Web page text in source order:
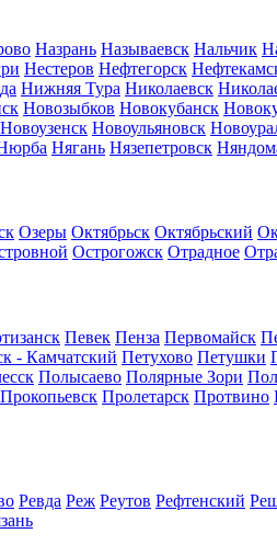
Назрань Называевск Нальчик
Нестеров Нефтегорск
Нижняя Тура Николаевск
Новозыбков Новокубанск
Новоузенск Новоульяновск
Нягань Нязепетровск
Озеры Октябрьск Октябрьский
Острогожск Отрадное
Певек Пенза Первомайск
- Камчатский Петухово Петушки
Полысаево Полярные Зори
Прокопьевск Пролетарск Протвино
Ревда Реж Реутов Рефтенский